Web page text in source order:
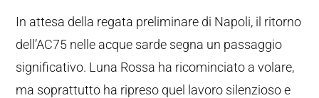
In attesa della regata preliminare di Napoli, il ritorno
dell’AC75 nelle acque sarde segna un passaggio
significativo. Luna Rossa ha ricominciato a volare,
ma soprattutto ha ripreso quel lavoro silenzioso e